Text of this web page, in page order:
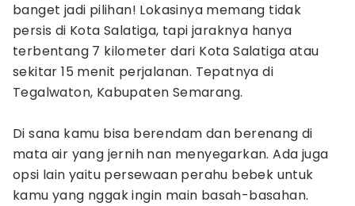
banget jadi pilihan! Lokasinya memang tidak
persis di Kota Salatiga, tapi jaraknya hanya
terbentang 7 kilometer dari Kota Salatiga atau
sekitar 15 menit perjalanan. Tepatnya di
Tegalwaton, Kabupaten Semarang.
Di sana kamu bisa berendam dan berenang di
mata air yang jernih nan menyegarkan. Ada juga
opsi lain yaitu persewaan perahu bebek untuk
kamu yang nggak ingin main basah-basahan.